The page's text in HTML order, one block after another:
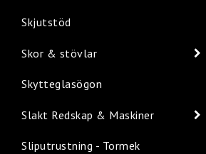
Skjutstöd
Skor & stövlar
Skytteglasögon
Slakt Redskap & Maskiner
Sliputrustning - Tormek